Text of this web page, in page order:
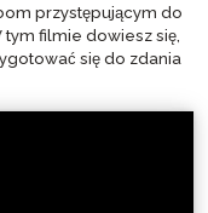
przystępującym do
filmie dowiesz się,
się do zdania